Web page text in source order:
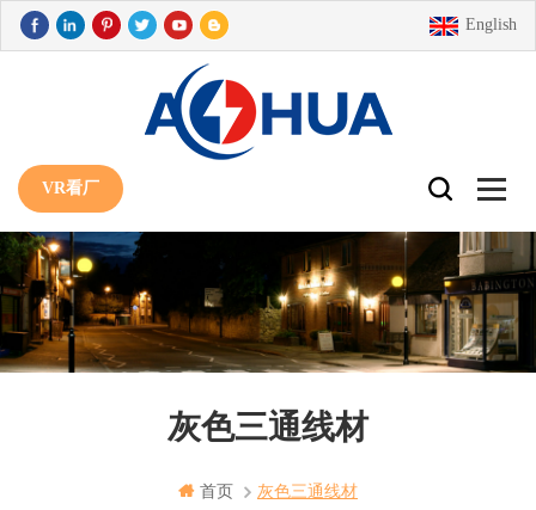
English
VR看厂
灰色三通线材
首页 灰色三通线材